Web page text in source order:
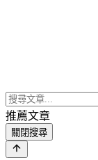
推薦文章
關閉搜尋